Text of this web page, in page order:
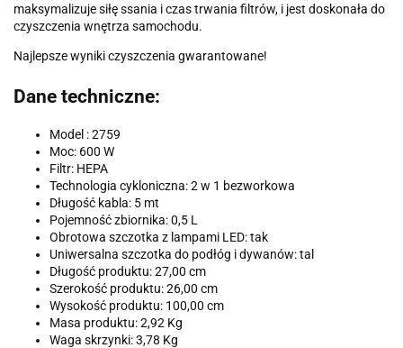
maksymalizuje siłę ssania i czas trwania filtrów, i jest doskonała do
czyszczenia wnętrza samochodu.
Najlepsze wyniki czyszczenia gwarantowane!
Dane techniczne:
Model : 2759
Moc: 600 W
Filtr: HEPA
Technologia cykloniczna: 2 w 1 bezworkowa
Długość kabla: 5 mt
Pojemność zbiornika: 0,5 L
Obrotowa szczotka z lampami LED: tak
Uniwersalna szczotka do podłóg i dywanów: tal
Długość produktu: 27,00 cm
Szerokość produktu: 26,00 cm
Wysokość produktu: 100,00 cm
Masa produktu: 2,92 Kg
Waga skrzynki: 3,78 Kg